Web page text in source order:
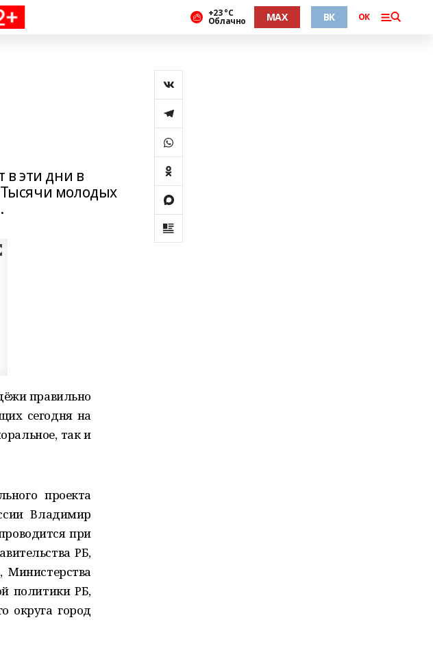
+23 °С
Облачно MAX ВК ОК
в эти дни в
молодых
правильно
сегодня на
так и
проекта
Владимир
при
РБ,
Министерства
политики РБ,
округа город